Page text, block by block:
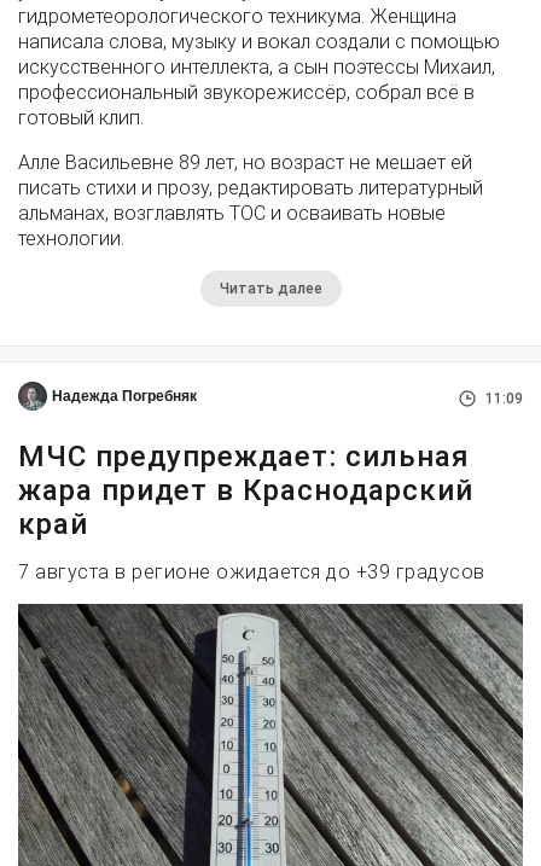
гидрометеорологического техникума. Женщина
написала слова, музыку и вокал создали с помощью
искусственного интеллекта, а сын поэтессы Михаил,
профессиональный звукорежиссёр, собрал всё в
готовый клип.
Алле Васильевне 89 лет, но возраст не мешает ей
писать стихи и прозу, редактировать литературный
альманах, возглавлять ТОС и осваивать новые
технологии.
Читать далее
Надежда Погребняк 11:09
МЧС предупреждает: сильная
жара придет в Краснодарский
край
7 августа в регионе ожидается до +39 градусов